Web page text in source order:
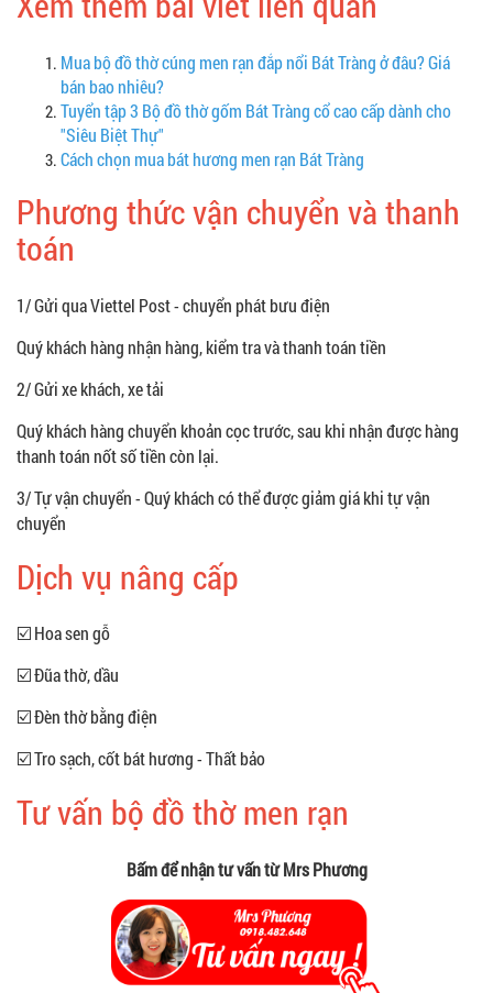
Mua bộ đồ thờ cúng men rạn đắp nổi Bát Tràng ở đâu? Giá
bán bao nhiêu?
Tuyển tập 3 Bộ đồ thờ gốm Bát Tràng cổ cao cấp dành cho
"Siêu Biệt Thự"
Cách chọn mua bát hương men rạn Bát Tràng
Phương thức vận chuyển và thanh
toán
1/ Gửi qua Viettel Post - chuyển phát bưu điện
Quý khách hàng nhận hàng, kiểm tra và thanh toán tiền
2/ Gửi xe khách, xe tải
Quý khách hàng chuyển khoản cọc trước, sau khi nhận được hàng
thanh toán nốt số tiền còn lại.
3/ Tự vận chuyển - Quý khách có thể được giảm giá khi tự vận
chuyển
Dịch vụ nâng cấp
☑️ Hoa sen gỗ
☑️ Đũa thờ, dầu
☑️ Đèn thờ bằng điện
☑️ Tro sạch, cốt bát hương - Thất bảo
Tư vấn bộ đồ thờ men rạn
Bấm để nhận tư vấn từ Mrs Phương